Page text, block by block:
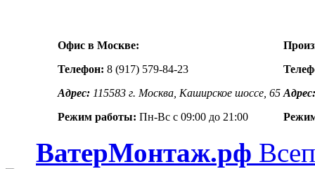
Офис в Москве:
Телефон: 8 (917) 579-84-23
Адрес: 115583 г. Москва, Каширское шоссе, 65
Режим работы: Пн-Вс с 09:00 до 21:00
Адрес:
ВатерМонтаж.рф